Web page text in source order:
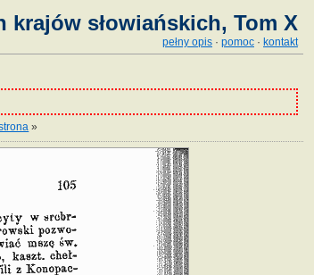
słowiańskich, Tom X
pełny opis · pomoc · kontakt
»